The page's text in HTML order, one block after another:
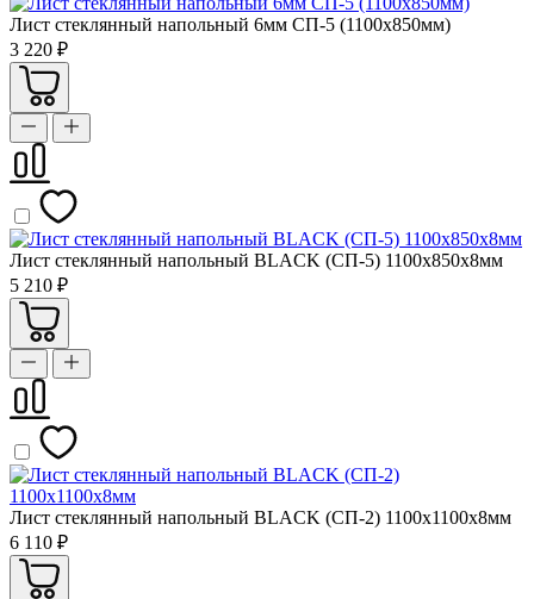
Лист стеклянный напольный 6мм СП-5 (1100х850мм)
3 220 ₽
Лист стеклянный напольный BLACK (СП-5) 1100х850х8мм
5 210 ₽
Лист стеклянный напольный BLACK (СП-2) 1100х1100х8мм
6 110 ₽